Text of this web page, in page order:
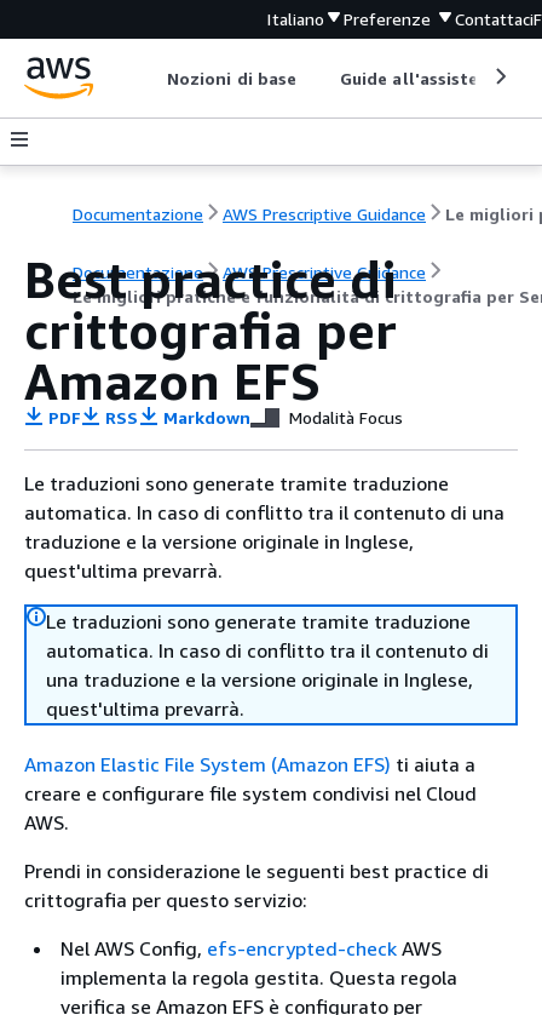
Italiano Preferenze Contattaci
Nozioni di base Guide all'assistenza
Documentazione AWS Prescriptive Guidance
Documentazione
AWS Prescriptive Guidance
Le migliori pratiche e funzionalità di crittografia per
Best practice di
crittografia per
Amazon EFS
PDF RSS Markdown Modalità Focus
Le traduzioni sono generate tramite traduzione
automatica. In caso di conflitto tra il contenuto di una
traduzione e la versione originale in Inglese,
quest'ultima prevarrà.
Le traduzioni sono generate tramite traduzione
automatica. In caso di conflitto tra il contenuto di
una traduzione e la versione originale in Inglese,
quest'ultima prevarrà.
Amazon Elastic File System (Amazon EFS) ti aiuta a
creare e configurare file system condivisi nel Cloud
AWS.
Prendi in considerazione le seguenti best practice di
crittografia per questo servizio:
Nel AWS Config, efs-encrypted-check AWS
implementa la regola gestita. Questa regola
verifica se Amazon EFS è configurato per